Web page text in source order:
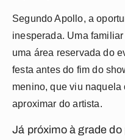
Segundo Apollo, a
inesperada. Uma
uma área reservada do
festa antes do fim do
menino, que viu
aproximar do artista.
Já próximo à grade